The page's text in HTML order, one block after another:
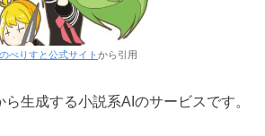
べりすと公式サイト から引用
ら生成する小説系AIのサービスです。